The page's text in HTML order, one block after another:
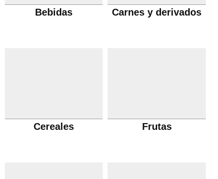
Bebidas Carnes y derivados
Cereales Frutas